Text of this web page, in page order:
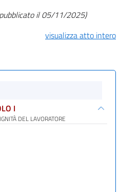
il 05/11/2025)
visualizza atto intero
I
DEL LAVORATORE